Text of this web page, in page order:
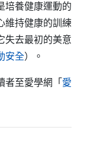
培養健康運動的
維持健康的訓練
失去最初的美意
安全（另開新視窗）
）。
至愛學網「 愛
窗）